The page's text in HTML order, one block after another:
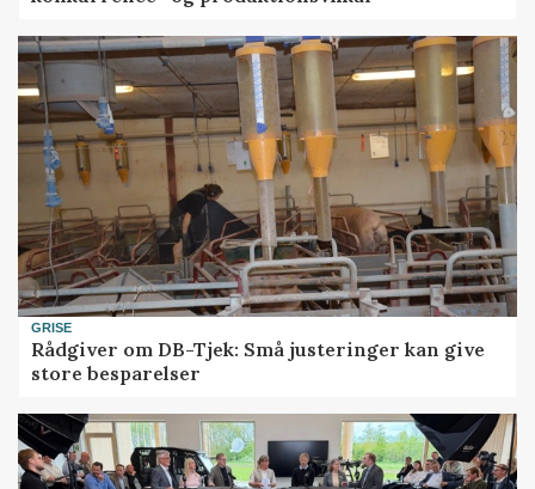
GRISE
Rådgiver om DB-Tjek: Små justeringer kan give
store besparelser